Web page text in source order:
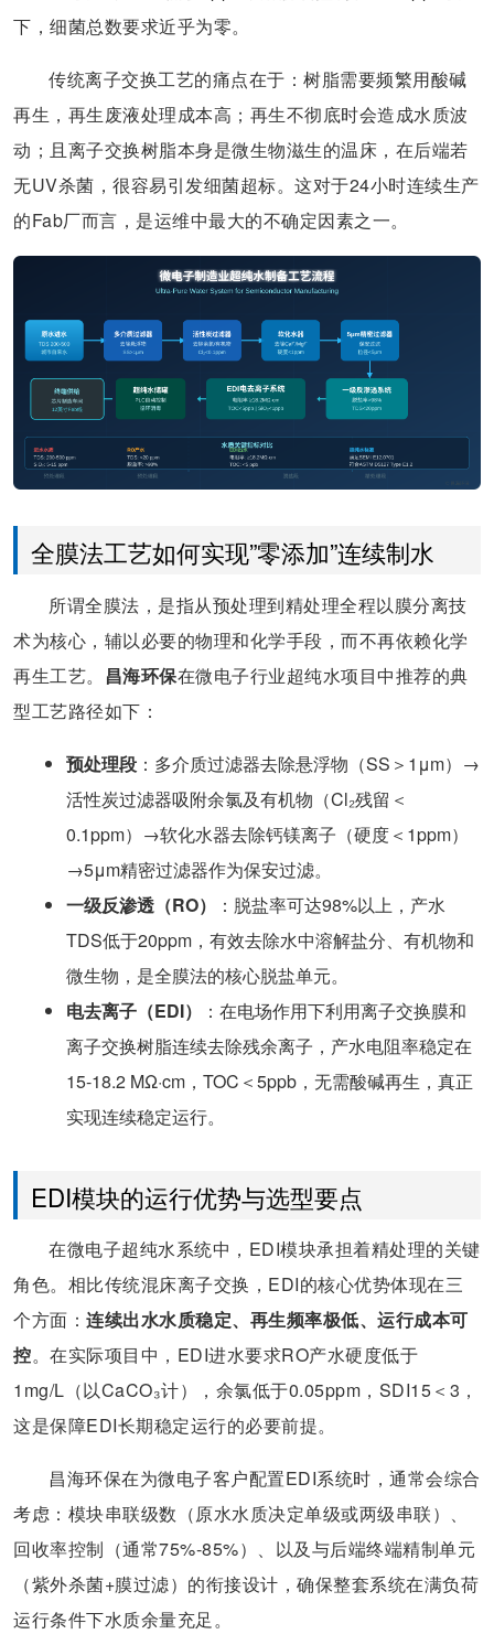
下，细菌总数要求近乎为零。
传统离子交换工艺的痛点在于：树脂需要频繁用酸碱
再生，再生废液处理成本高；再生不彻底时会造成水质波
动；且离子交换树脂本身是微生物滋生的温床，在后端若
无UV杀菌，很容易引发细菌超标。这对于24小时连续生产
的Fab厂而言，是运维中最大的不确定因素之一。
全膜法工艺如何实现”零添加”连续制水
所谓全膜法，是指从预处理到精处理全程以膜分离技
术为核心，辅以必要的物理和化学手段，而不再依赖化学
再生工艺。
昌海环保在微电子行业超纯水项目中推荐的典
型工艺路径如下：
预处理段 ：多介质过滤器去除悬浮物（SS＞1μm）→
活性炭过滤器吸附余氯及有机物（Cl₂残留＜
0.1ppm）→软化水器去除钙镁离子（硬度＜1ppm）
→5μm精密过滤器作为保安过滤。
一级反渗透（RO）
：脱盐率可达98%以上，产水
TDS低于20ppm，有效去除水中溶解盐分、有机物和
微生物，是全膜法的核心脱盐单元。
电去离子（EDI）
：在电场作用下利用离子交换膜和
离子交换树脂连续去除残余离子，产水电阻率稳定在
15-18.2 MΩ·cm，TOC＜5ppb，无需酸碱再生，真正
实现连续稳定运行。
EDI模块的运行优势与选型要点
在微电子超纯水系统中，EDI模块承担着精处理的关键
角色。相比传统混床离子交换，EDI的核心优势体现在三
个方面： 连续出水水质稳定、再生频率极低、运行成本可
控。在实际项目中，EDI进水要求RO产水硬度低于
1mg/L（以CaCO₃计），余氯低于0.05ppm，SDI15＜3，
这是保障EDI长期稳定运行的必要前提。
昌海环保在为微电子客户配置EDI系统时，通常会综合
考虑：模块串联级数（原水水质决定单级或两级串联）、
回收率控制（通常75%-85%）、以及与后端终端精制单元
（紫外杀菌+膜过滤）的衔接设计，确保整套系统在满负荷
运行条件下水质余量充足。